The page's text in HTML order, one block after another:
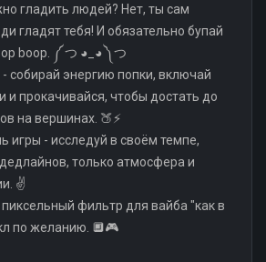
гладить людей? Нет, ты сам
гладят тебя! И обязательно бупай
boop. ༼ つ ◕_◕ ༽つ
собирай энергию попки, включай
и прокачивайся, чтобы достать до
на вершинах. 🍑⚡
игры - исследуй в своём темпе,
только атмосфера и
✌️
фильтр для вайба "как в
по желанию. 🔲🎮